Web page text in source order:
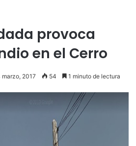
provoca
en el Cerro
marzo, 2017 54 1 minuto de lectura